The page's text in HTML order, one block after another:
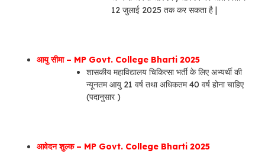
12 जुलाई 2025 तक कर सकता है |
आयु सीमा – MP Govt. College Bharti 2025
शासकीय महाविद्यालय चिकित्सा भर्ती के लिए अभ्यर्थी की
न्यूनतम आयु 21 वर्ष तथा अधिकतम 40 वर्ष होना चाहिए
(पदानुसार )
आवेदन शुल्क – MP Govt. College Bharti 2025